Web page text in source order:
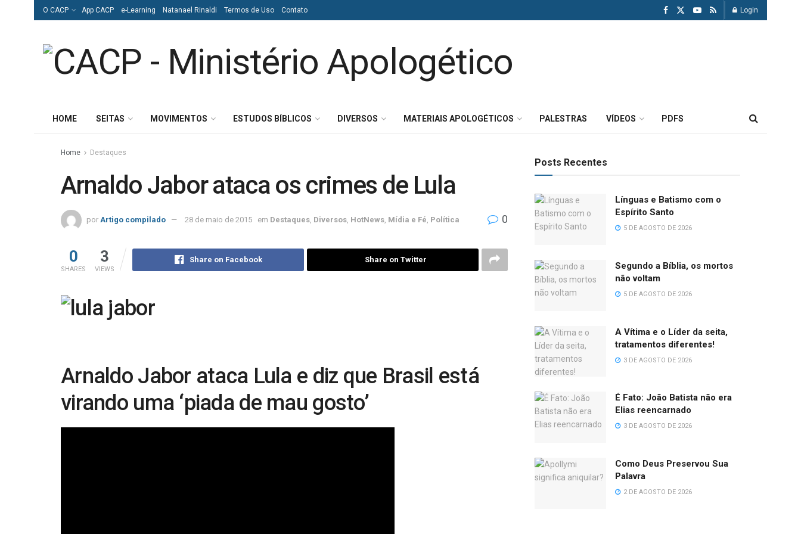
O CACP App CACP e-Learning Natanael Rinaldi Termos de Uso Contato Login
HOME SEITAS MOVIMENTOS ESTUDOS BÍBLICOS DIVERSOS MATERIAIS APOLOGÉTICOS PALESTRAS VÍDEOS PDFS
Home Destaques
Arnaldo Jabor ataca os crimes de Lula
por Artigo compilado 28 de maio de 2015 em Destaques Diversos HotNews Mídia e Fé Política 0
0
SHARES
3
VIEWS
Share on Facebook Share on Twitter
Arnaldo Jabor ataca Lula e diz que Brasil está
virando uma ‘piada de mau gosto’
Posts Recentes
Línguas e Batismo com o
Espírito Santo
5 DE AGOSTO DE 2026
Segundo a Bíblia, os mortos
não voltam
5 DE AGOSTO DE 2026
A Vítima e o Líder da seita,
tratamentos diferentes!
3 DE AGOSTO DE 2026
É Fato: João Batista não era
Elias reencarnado
3 DE AGOSTO DE 2026
Como Deus Preservou Sua
Palavra
2 DE AGOSTO DE 2026